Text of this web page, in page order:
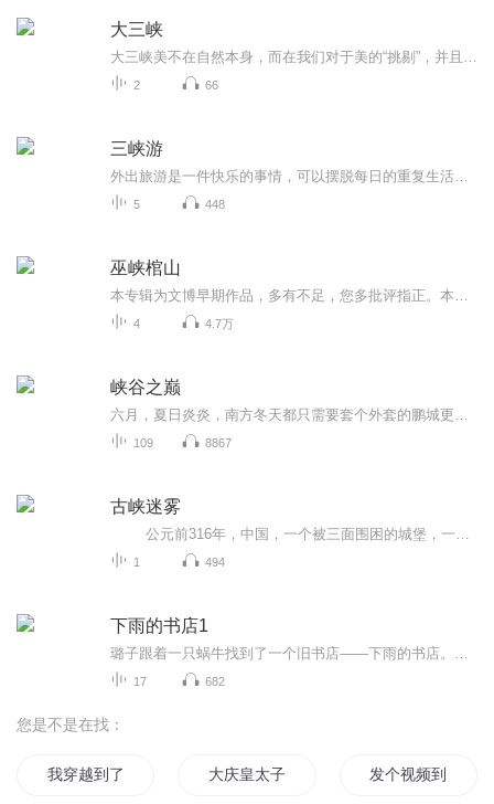
大三峡
2 66
三峡游
5 448
巫峡棺山
4 4.7万
峡谷之巅
109 8867
古峡迷雾
1 494
下雨的书店1
17 682
您是不是在找：
我穿越到了女频 大庆皇太子 发个视频到异界